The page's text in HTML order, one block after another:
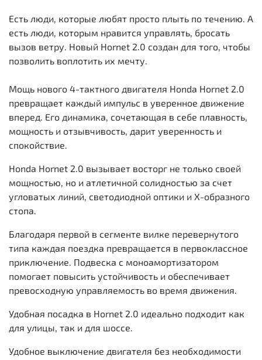
Есть люди, которые любят просто плыть по течению. А
есть люди, которым нравится управлять, бросать
вызов ветру. Новый Hornet 2.0 создан для того, чтобы
позволить воплотить их мечту.
Мощь нового 4-тактного двигателя Honda Hornet 2.0
превращает каждый импульс в уверенное движение
вперед. Его динамика, сочетающая в себе плавность,
мощность и отзывчивость, дарит уверенность и
спокойствие.
Honda Hornet 2.0 вызывает восторг не только своей
мощностью, но и атлетичной солидностью за счет
угловатых линий, светодиодной оптики и X-образного
стопа.
Благодаря первой в сегменте вилке перевернутого
типа каждая поездка превращается в первоклассное
приключение. Подвеска с моноамортизатором
помогает повысить устойчивость и обеспечивает
превосходную управляемость во время движения.
Удобная посадка в Hornet 2.0 идеально подходит как
для улицы, так и для шоссе.
Удобное выключение двигателя без необходимости